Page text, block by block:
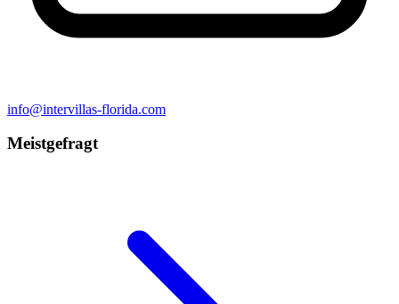
info@intervillas-florida.com
Meistgefragt